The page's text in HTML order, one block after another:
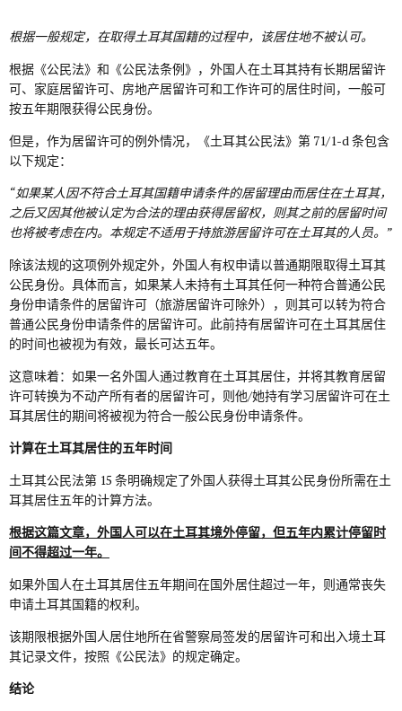
根据一般规定，在取得土耳其国籍的过程中，该居住地不被认可。
根据《公民法》和《公民法条例》，外国人在土耳其持有长期居留许
可、家庭居留许可、房地产居留许可和工作许可的居住时间，一般可
按五年期限获得公民身份。
但是，作为居留许可的例外情况，《土耳其公民法》第 71/1-d 条包含
以下规定：
“如果某人因不符合土耳其国籍申请条件的居留理由而居住在土耳其，
之后又因其他被认定为合法的理由获得居留权，则其之前的居留时间
也将被考虑在内。本规定不适用于持旅游居留许可在土耳其的人员。”
除该法规的这项例外规定外，外国人有权申请以普通期限取得土耳其
公民身份。具体而言，如果某人未持有土耳其任何一种符合普通公民
身份申请条件的居留许可（旅游居留许可除外），则其可以转为符合
普通公民身份申请条件的居留许可。此前持有居留许可在土耳其居住
的时间也被视为有效，最长可达五年。
这意味着：如果一名外国人通过教育在土耳其居住，并将其教育居留
许可转换为不动产所有者的居留许可，则他/她持有学习居留许可在土
耳其居住的期间将被视为符合一般公民身份申请条件。
计算在土耳其居住的五年时间
土耳其公民法第 15 条明确规定了外国人获得土耳其公民身份所需在土
耳其居住五年的计算方法。
根据这篇文章，外国人可以在土耳其境外停留，但五年内累计停留时
间不得超过一年。
如果外国人在土耳其居住五年期间在国外居住超过一年，则通常丧失
申请土耳其国籍的权利。
该期限根据外国人居住地所在省警察局签发的居留许可和出入境土耳
其记录文件，按照《公民法》的规定确定。
结论